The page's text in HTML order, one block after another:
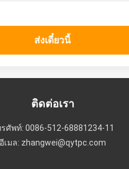
ส่งเดี๋ยวนี้
ติดต่อเรา
ศัพท์: 0086-512-68881234-11
อีเมล: zhangwei@qytpc.com